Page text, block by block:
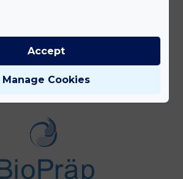
Manage Cookies
Accept